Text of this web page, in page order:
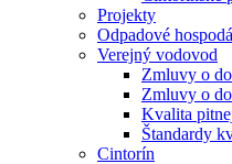
Projekty
Odpadové
Verejný vodovod
Zmluvy o
Zmluvy o
Kvalita
Štandardy
Cintorín